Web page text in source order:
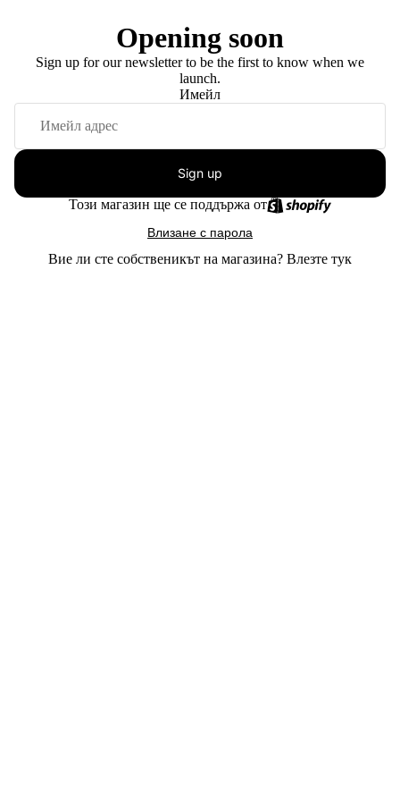
Opening soon
Sign up for our newsletter to be the first to know when we
launch.
Имейл
Sign up
Този магазин ще се поддържа от
Влизане с парола
Вие ли сте собственикът на магазина? Влезте тук